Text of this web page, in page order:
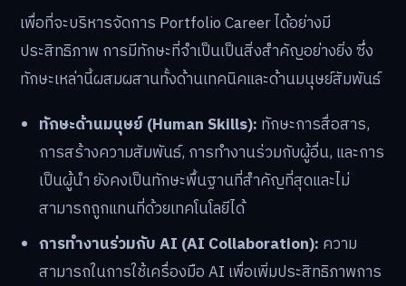
เพื่อที่จะบริหารจัดการ Portfolio Career ได้อย่างมี
ประสิทธิภาพ การมีทักษะที่จำเป็นเป็นสิ่งสำคัญอย่างยิ่ง ซึ่ง
ทักษะเหล่านี้ผสมผสานทั้งด้านเทคนิคและด้านมนุษย์สัมพันธ์
ทักษะด้านมนุษย์ (Human Skills): ทักษะการสื่อสาร,
การสร้างความสัมพันธ์, การทำงานร่วมกับผู้อื่น, และการ
เป็นผู้นำ ยังคงเป็นทักษะพื้นฐานที่สำคัญที่สุดและไม่
สามารถถูกแทนที่ด้วยเทคโนโลยีได้
การทำงานร่วมกับ AI (AI Collaboration): ความ
สามารถในการใช้เครื่องมือ AI เพื่อเพิ่มประสิทธิภาพการ